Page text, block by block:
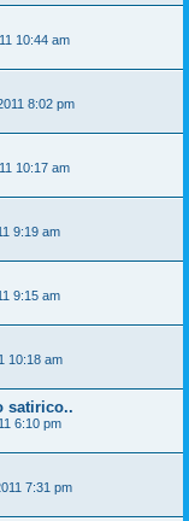
10:44 am
8:02 pm
10:17 am
9:19 am
9:15 am
10:18 am
satirico..
6:10 pm
7:31 pm